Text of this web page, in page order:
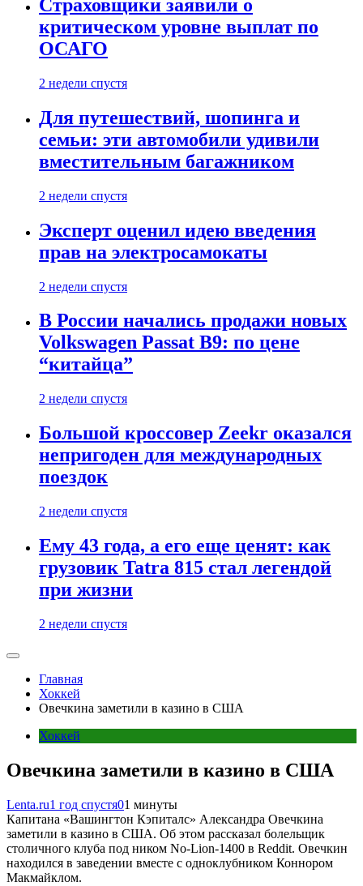
Страховщики заявили о
критическом уровне выплат по
ОСАГО
2 недели спустя
Для путешествий, шопинга и
семьи: эти автомобили удивили
вместительным багажником
2 недели спустя
Эксперт оценил идею введения
прав на электросамокаты
2 недели спустя
В России начались продажи новых
Volkswagen Passat B9: по цене
“китайца”
2 недели спустя
Большой кроссовер Zeekr оказался
непригоден для международных
поездок
2 недели спустя
Ему 43 года, а его еще ценят: как
грузовик Tatra 815 стал легендой
при жизни
2 недели спустя
Главная
Хоккей
Овечкина заметили в казино в США
Хоккей
Овечкина заметили в казино в США
Lenta.ru1 год спустя01 минуты
Капитана «Вашингтон Кэпиталс» Александра Овечкина
заметили в казино в США. Об этом рассказал болельщик
столичного клуба под ником No-Lion-1400 в Reddit. Овечкин
находился в заведении вместе с одноклубником Коннором
Макмайклом.